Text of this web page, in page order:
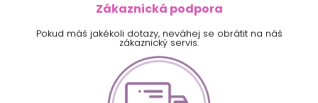
Zákaznická podpora
Pokud máš jakékoli dotazy, neváhej se obrátit na náš
zákaznický servis.